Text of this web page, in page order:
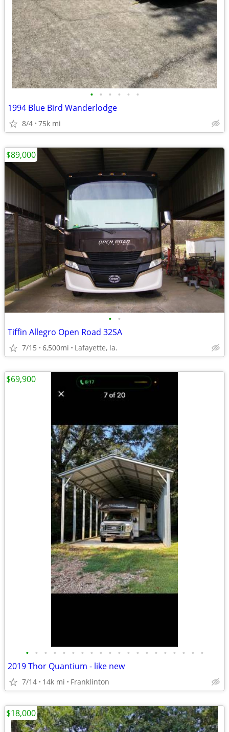
• • • • • •
1994 Blue Bird Wanderlodge
8/4 75k mi
• •
Tiffin Allegro Open Road 32SA
7/15 6,500mi Lafayette, la.
$89,000
• • • • • • • • • • • • • • • • • • • •
2019 Thor Quantium - like new
7/14 14k mi Franklinton
$69,900
$18,000